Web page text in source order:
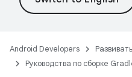
Android Developers Развивать
Руководства по сборке